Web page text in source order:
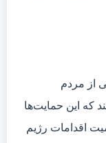
از مردم
که این حمایت‌ها
اقدامات رژیم